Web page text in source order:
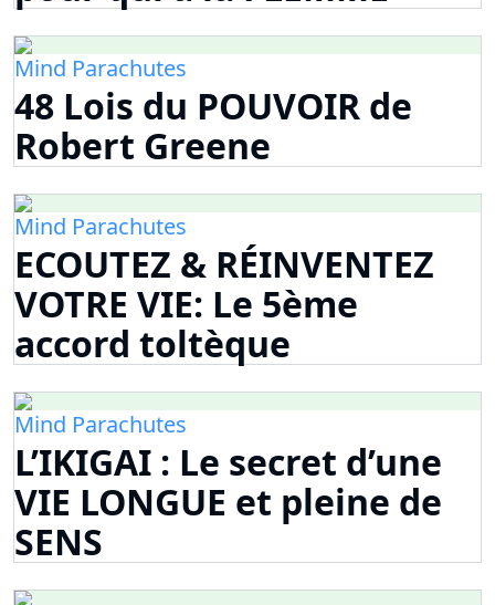
Mind Parachutes
48 Lois du POUVOIR de
Robert Greene
Mind Parachutes
ECOUTEZ & RÉINVENTEZ
VOTRE VIE: Le 5ème
accord toltèque
Mind Parachutes
L’IKIGAI : Le secret d’une
VIE LONGUE et pleine de
SENS